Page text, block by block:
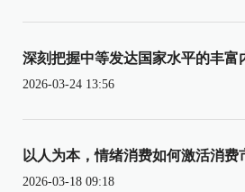
深刻把握中等发达国家水平的丰富
2026-03-24 13:56
以人为本，情绪消费如何激活消费
2026-03-18 09:18